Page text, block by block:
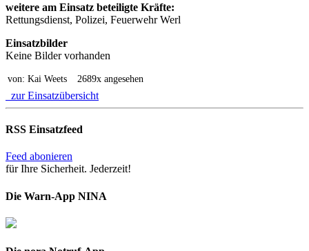
weitere am Einsatz beteiligte Kräfte:
Rettungsdienst, Polizei, Feuerwehr Werl
Einsatzbilder
Keine Bilder vorhanden
von: Kai Weets 2689x angesehen
zur Einsatzübersicht
RSS Einsatzfeed
Feed abonieren
für Ihre Sicherheit. Jederzeit!
Die Warn-App NINA